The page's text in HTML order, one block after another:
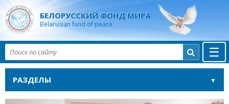
БЕЛОРУССКИЙ ФОНД МИРА
Belarusian fund of peace
☰

РАЗДЕЛЫ